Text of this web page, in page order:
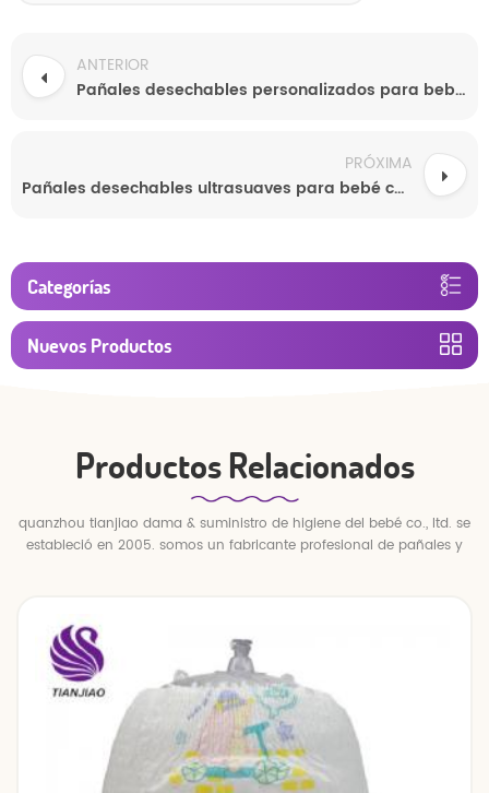
ANTERIOR
Pañales desechables personalizados para bebés
PRÓXIMA
Pañales desechables ultrasuaves para bebé con doble capa de SAP
Categorías
Nuevos Productos
Productos Relacionados
quanzhou tianjiao dama & suministro de higiene del bebé co., ltd. se
estableció en 2005. somos un fabricante profesional de pañales y